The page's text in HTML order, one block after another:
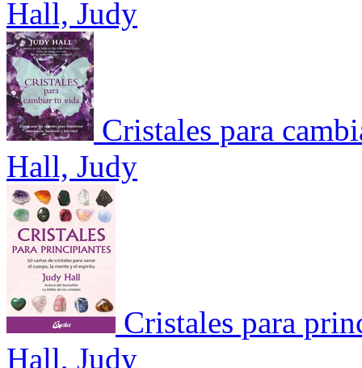
Hall, Judy
Cristales para
Hall, Judy
Cristales para
Hall, Judy